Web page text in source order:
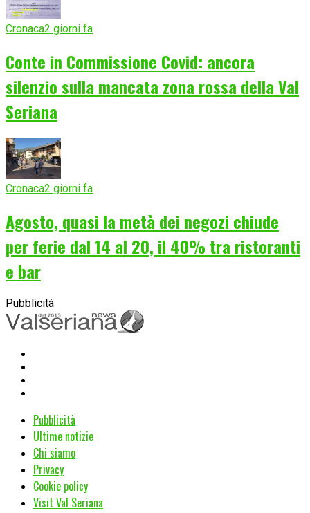
Cronaca2 giorni fa
Conte in Commissione Covid: ancora
silenzio sulla mancata zona rossa della Val
Seriana
Cronaca2 giorni fa
Agosto, quasi la metà dei negozi chiude
per ferie dal 14 al 20, il 40% tra ristoranti
e bar
Pubblicità
Pubblicità
Ultime notizie
Chi siamo
Privacy
Cookie policy
Visit Val Seriana